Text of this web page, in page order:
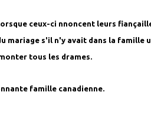
ceux-ci nnoncent leurs
s'il n'y avait dans la famille
tous les drames.
famille canadienne.